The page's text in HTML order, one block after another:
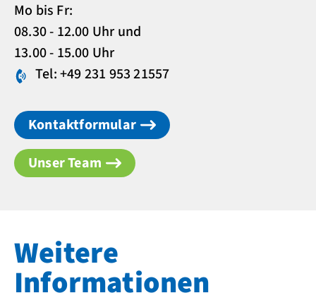
Mo bis Fr:
08.30 - 12.00 Uhr und
13.00 - 15.00 Uhr
Tel: +49 231 953 21557
Kontaktformular
Unser Team
Weitere
Informationen